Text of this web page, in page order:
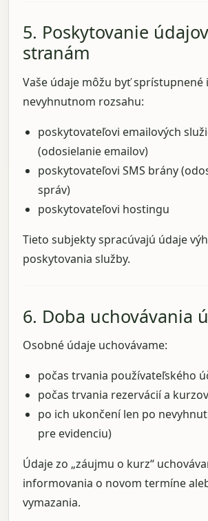
5. Poskytovanie
stranám
Vaše údaje môžu byť sprístupnené
nevyhnutnom rozsahu:
poskytovateľovi emailových
(odosielanie emailov)
poskytovateľovi SMS brány
správ)
poskytovateľovi hostingu
Tieto subjekty spracúvajú údaje
poskytovania služby.
6. Doba uchovávania
Osobné údaje uchovávame:
počas trvania používateľského
počas trvania rezervácií a kurzov
po ich ukončení len po
pre evidenciu)
Údaje zo „záujmu o kurz“
informovania o novom termíne
vymazania.